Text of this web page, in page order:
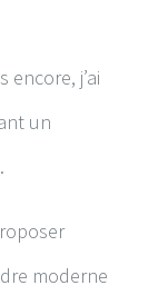
j’ai
un
moderne